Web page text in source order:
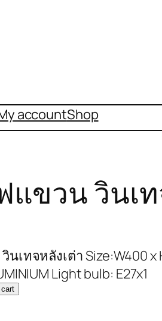
accountShop
ขวน วินเท
เทจหลังเต่า Size:W400 x
Light bulb: E27x1